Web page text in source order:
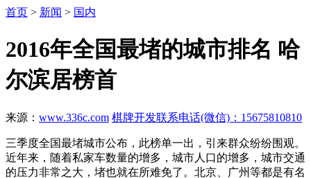
首页 > 新闻 > 国内
2016年全国最堵的城市排名 哈
尔滨居榜首
来源： www.336c.com 棋牌开发联系电话(微信)：15675810810
三季度全国最堵城市公布，此榜单一出，引来群众纷纷围观。
近年来，随着私家车数量的增多，城市人口的增多，城市交通
的压力非常之大，堵也就在所难免了。北京、广州等都是有名